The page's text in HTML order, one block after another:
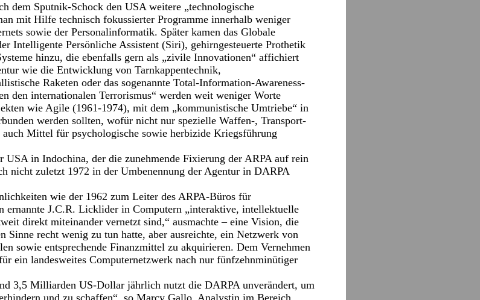
dem Sputnik-Schock den USA weitere „technologische
mit Hilfe technisch fokussierter Programme innerhalb weniger
sowie der Personalinformatik. Später kamen das Globale
Intelligente Persönliche Assistent (Siri), gehirngesteuerte Prothetik
hinzu, die ebenfalls gern als „zivile Innovationen“ affichiert
wie die Entwicklung von Tarnkappentechnik,
Raketen oder das sogenannte Total-Information-Awareness-
den internationalen Terrorismus“ werden weit weniger Worte
wie Agile (1961-1974), mit dem „kommunistische Umtriebe“ in
werden sollten, wofür nicht nur spezielle Waffen-, Transport-
Mittel für psychologische sowie herbizide Kriegsführung
USA in Indochina, der die zunehmende Fixierung der ARPA auf rein
nicht zuletzt 1972 in der Umbenennung der Agentur in DARPA
wie der 1962 zum Leiter des ARPA-Büros für
ernannte J.C.R. Licklider in Computern „interaktive, intellektuelle
direkt miteinander vernetzt sind,“ ausmachte – eine Vision, die
Sinne recht wenig zu tun hatte, aber ausreichte, ein Netzwerk von
sowie entsprechende Finanzmittel zu akquirieren. Dem Vernehmen
ein landesweites Computernetzwerk nach nur fünfzehnminütiger
3,5 Milliarden US-Dollar jährlich nutzt die DARPA unverändert, um
und zu schaffen“, so Marcy Gallo, Analystin im Bereich